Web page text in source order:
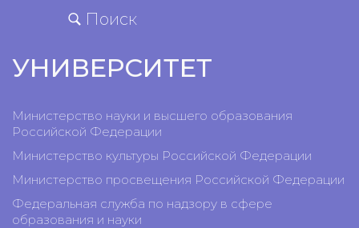
Поиск
УНИВЕРСИТЕТ
Министерство науки и высшего образования
Российской Федерации
Министерство культуры Российской Федерации
Министерство просвещения Российской Федерации
Федеральная служба по надзору в сфере
образования и науки